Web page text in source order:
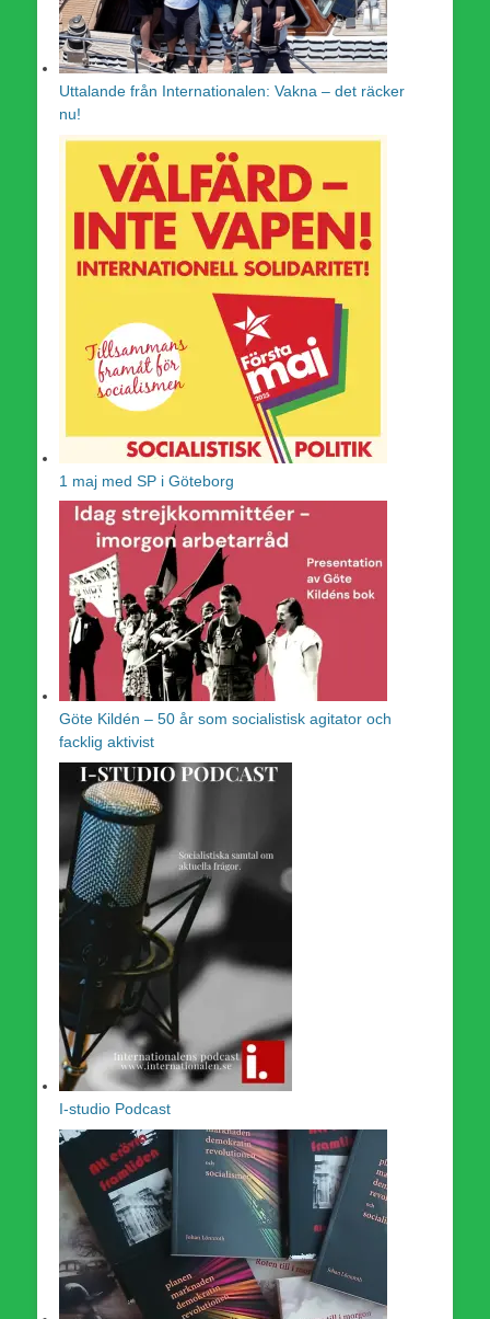
Uttalande från Internationalen: Vakna – det räcker
nu!
1 maj med SP i Göteborg
Göte Kildén – 50 år som socialistisk agitator och
facklig aktivist
I-studio Podcast